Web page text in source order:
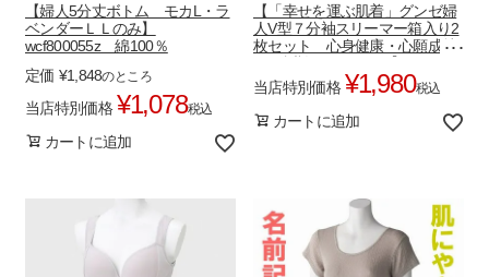
【婦人5分丈ボトム モカL・ラ
ベンダーＬＬのみ】
wcf800055z 綿100％
定価 ¥1,848のところ
当店特別価格 ¥1,078税込
カートに追加
【「幸せを運ぶ肌着」グンゼ婦
人V型７分袖スリーマー箱入り2
枚セット 心身健康・心願成就
のご祈祷 M・L・LL】
ds0046B 高級エジプト綿
100％ 半額！ 即納対応
当店特別価格 ¥1,980税込
カートに追加